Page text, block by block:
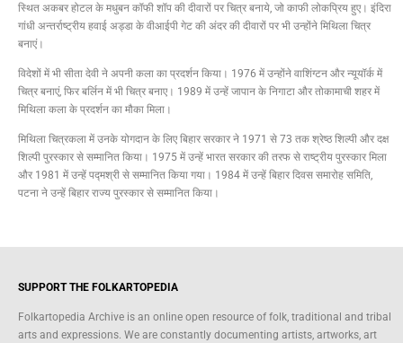
स्थित अकबर होटल के मधुबन कॉफी शॉप की दीवारों पर चित्र बनाये, जो काफी लोकप्रिय हुए। इंदिरा
गांधी अन्तर्राष्ट्रीय हवाई अड्डा के वीआईपी गेट की अंदर की दीवारों पर भी उन्होंने मिथिला चित्र
बनाएं।
विदेशों में भी सीता देवी ने अपनी कला का प्रदर्शन किया। 1976 में उन्होंने वाशिंग्टन और न्यूयॉर्क में
चित्र बनाएं, फिर बर्लिन में भी चित्र बनाए। 1989 में उन्हें जापान के निगाटा और तोकामाची शहर में
मिथिला कला के प्रदर्शन का मौका मिला।
मिथिला चित्रकला में उनके योगदान के लिए बिहार सरकार ने 1971 से 73 तक श्रेष्ठ शिल्पी और दक्ष
शिल्पी पुरस्कार से सम्मानित किया। 1975 में उन्हें भारत सरकार की तरफ से राष्ट्रीय पुरस्कार मिला
और 1981 में उन्हें पद्मश्री से सम्मानित किया गया। 1984 में उन्हें बिहार दिवस समारोह समिति,
पटना ने उन्हें बिहार राज्य पुरस्कार से सम्मानित किया।
SUPPORT THE FOLKARTOPEDIA
Folkartopedia Archive is an online open resource of folk, traditional and tribal
arts and expressions. We are constantly documenting artists, artworks, art